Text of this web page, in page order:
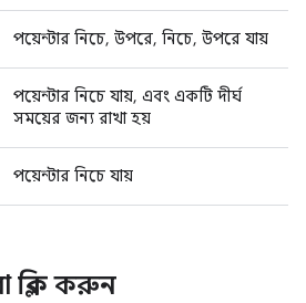
পয়েন্টার নিচে, উপরে, নিচে, উপরে যায়
পয়েন্টার নিচে যায়, এবং একটি দীর্ঘ
সময়ের জন্য রাখা হয়
পয়েন্টার নিচে যায়
করুন